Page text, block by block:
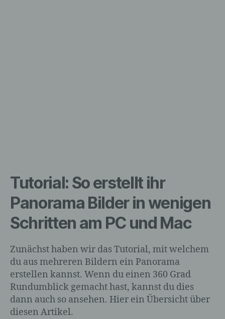
Tutorial: So erstellt ihr
Panorama Bilder in wenigen
Schritten am PC und Mac
Zunächst haben wir das Tutorial, mit welchem
du aus mehreren Bildern ein Panorama
erstellen kannst. Wenn du einen 360 Grad
Rundumblick gemacht hast, kannst du dies
dann auch so ansehen. Hier ein Übersicht über
diesen Artikel.